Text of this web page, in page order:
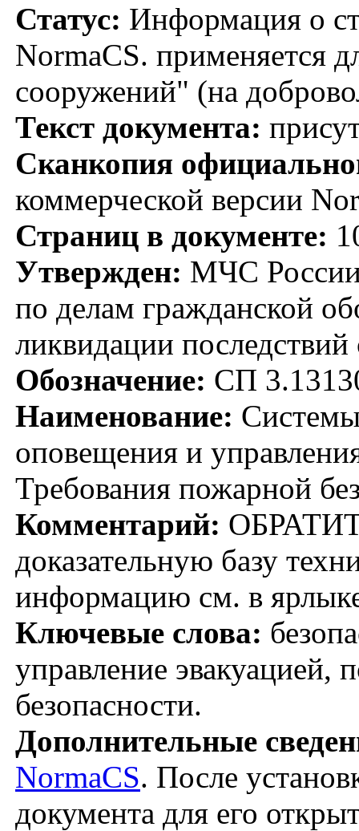
Статус: Информация о
NormaCS. применяется
сооружений" (на
Текст документа:
Сканкопия
коммерческой версии
Страниц в документе:
Утвержден: МЧС
по делам гражданской
ликвидации
Обозначение: СП
Наименование:
оповещения и
Требования пожарной
Комментарий:
доказательную базу
информацию см. в
Ключевые слова:
управление
безопасности.
Дополнительные
NormaCS. После
документа для его